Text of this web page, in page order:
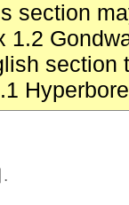
section
1.2
section